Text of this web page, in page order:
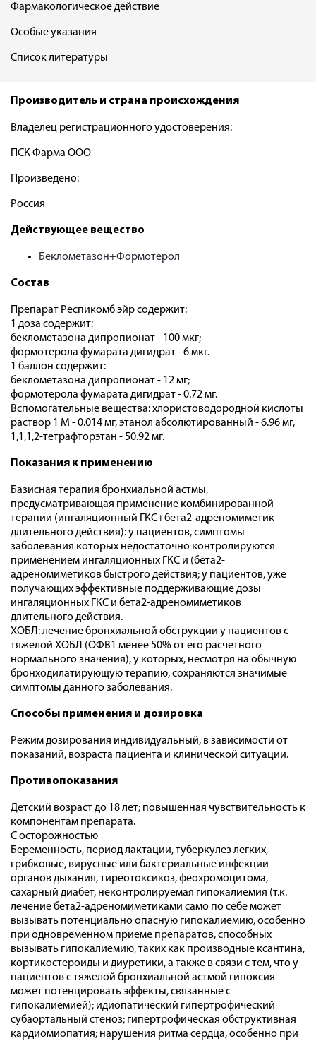
Фармакологическое действие
Особые указания
Список литературы
Производитель и страна происхождения
Владелец регистрационного удостоверения:
ПСК Фарма ООО
Произведено:
Россия
Действующее вещество
Беклометазон+Формотерол
Состав
Препарат Респикомб эйр содержит:
1 доза содержит:
беклометазона дипропионат - 100 мкг;
формотерола фумарата дигидрат - 6 мкг.
1 баллон содержит:
беклометазона дипропионат - 12 мг;
формотерола фумарата дигидрат - 0.72 мг.
Вспомогательные вещества: хлористоводородной кислоты
раствор 1 М - 0.014 мг, этанол абсолютированный - 6.96 мг,
1,1,1,2-тетрафторэтан - 50.92 мг.
Показания к применению
Базисная терапия бронхиальной астмы,
предусматривающая применение комбинированной
терапии (ингаляционный ГКС+бета2-адреномиметик
длительного действия): у пациентов, симптомы
заболевания которых недостаточно контролируются
применением ингаляционных ГКС и (бета2-
адреномиметиков быстрого действия; у пациентов, уже
получающих эффективные поддерживающие дозы
ингаляционных ГКС и бета2-адреномиметиков
длительного действия.
ХОБЛ: лечение бронхиальной обструкции у пациентов с
тяжелой ХОБЛ (ОФВ1 менее 50% от его расчетного
нормального значения), у которых, несмотря на обычную
бронходилатирующую терапию, сохраняются значимые
симптомы данного заболевания.
Способы применения и дозировка
Режим дозирования индивидуальный, в зависимости от
показаний, возраста пациента и клинической ситуации.
Противопоказания
Детский возраст до 18 лет; повышенная чувствительность к
компонентам препарата.
С осторожностью
Беременность, период лактации, туберкулез легких,
грибковые, вирусные или бактериальные инфекции
органов дыхания, тиреотоксикоз, феохромоцитома,
сахарный диабет, неконтролируемая гипокалиемия (т.к.
лечение бета2-адреномиметиками само по себе может
вызывать потенциально опасную гипокалиемию, особенно
при одновременном приеме препаратов, способных
вызывать гипокалиемию, таких как производные ксантина,
кортикостероиды и диуретики, а также в связи с тем, что у
пациентов с тяжелой бронхиальной астмой гипоксия
может потенцировать эффекты, связанные с
гипокалиемией); идиопатический гипертрофический
субаортальный стеноз; гипертрофическая обструктивная
кардиомиопатия; нарушения ритма сердца, особенно при